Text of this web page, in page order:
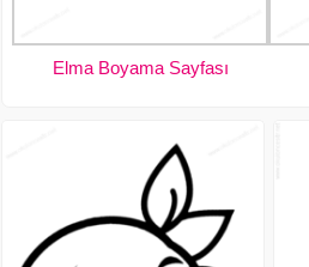
Elma Boyama Sayfası